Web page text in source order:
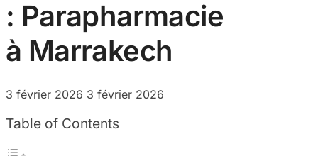
: Parapharmacie
à Marrakech
3 février 2026 3 février 2026
Table of Contents